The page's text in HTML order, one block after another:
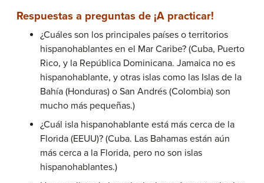
Respuestas a preguntas de ¡A practicar!
¿Cuáles son los principales países o territorios
hispanohablantes en el Mar Caribe? (Cuba, Puerto
Rico, y la República Dominicana. Jamaica no es
hispanohablante, y otras islas como las Islas de la
Bahía (Honduras) o San Andrés (Colombia) son
mucho más pequeñas.)
¿Cuál isla hispanohablante está más cerca de la
Florida (EEUU)? (Cuba. Las Bahamas están aún
más cerca a la Florida, pero no son islas
hispanohablantes.)